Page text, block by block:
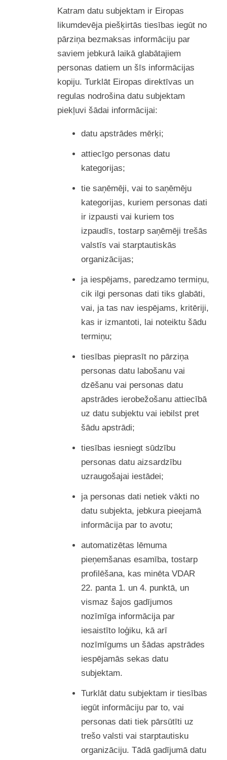
Katram datu subjektam ir Eiropas
likumdevēja piešķirtās tiesības iegūt no
pārziņa bezmaksas informāciju par
saviem jebkurā laikā glabātajiem
personas datiem un šīs informācijas
kopiju. Turklāt Eiropas direktīvas un
regulas nodrošina datu subjektam
piekļuvi šādai informācijai:
datu apstrādes mērķi;
attiecīgo personas datu
kategorijas;
tie saņēmēji, vai to saņēmēju
kategorijas, kuriem personas dati
ir izpausti vai kuriem tos
izpaudīs, tostarp saņēmēji trešās
valstīs vai starptautiskās
organizācijas;
ja iespējams, paredzamo termiņu,
cik ilgi personas dati tiks glabāti,
vai, ja tas nav iespējams, kritēriji,
kas ir izmantoti, lai noteiktu šādu
termiņu;
tiesības pieprasīt no pārziņa
personas datu labošanu vai
dzēšanu vai personas datu
apstrādes ierobežošanu attiecībā
uz datu subjektu vai iebilst pret
šādu apstrādi;
tiesības iesniegt sūdzību
personas datu aizsardzību
uzraugošajai iestādei;
ja personas dati netiek vākti no
datu subjekta, jebkura pieejamā
informācija par to avotu;
automatizētas lēmuma
pieņemšanas esamība, tostarp
profilēšana, kas minēta VDAR
22. panta 1. un 4. punktā, un
vismaz šajos gadījumos
nozīmīga informācija par
iesaistīto loģiku, kā arī
nozīmīgums un šādas apstrādes
iespējamās sekas datu
subjektam.
Turklāt datu subjektam ir tiesības
iegūt informāciju par to, vai
personas dati tiek pārsūtīti uz
trešo valsti vai starptautisku
organizāciju. Tādā gadījumā datu